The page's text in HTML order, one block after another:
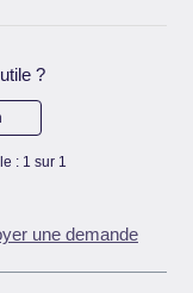
?
: 1 sur 1
une demande